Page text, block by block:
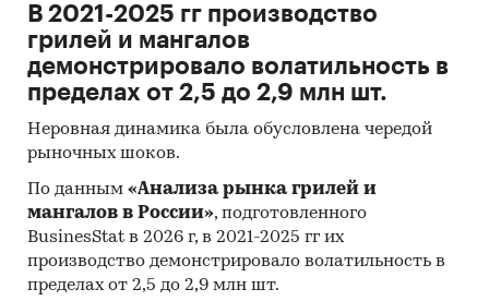
В 2021-2025 гг производство
грилей и мангалов
демонстрировало волатильность в
пределах от 2,5 до 2,9 млн шт.
Неровная динамика была обусловлена чередой
рыночных шоков.
По данным «Анализа рынка грилей и
мангалов в России», подготовленного
BusinesStat в 2026 г, в 2021-2025 гг их
производство демонстрировало волатильность в
пределах от 2,5 до 2,9 млн шт.